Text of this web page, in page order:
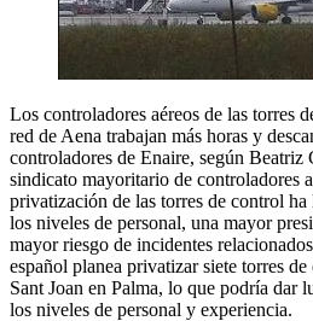
Los controladores aéreos de las torres
red de Aena trabajan más horas y
controladores de Enaire, según Beatriz
sindicato mayoritario de controladores
privatización de las torres de control
los niveles de personal, una mayor
mayor riesgo de incidentes
español planea privatizar siete torres
Sant Joan en Palma, lo que podría dar
los niveles de personal y experiencia.